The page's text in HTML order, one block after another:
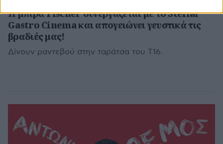
H μπίρα Fischer συνεργάζεται με το Stellar
Gastro Cinema και απογειώνει γευστικά τις
βραδιές μας!
Δίνουν ραντεβού στην ταράτσα του Τ16.